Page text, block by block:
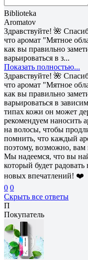
Biblioteka
Aromatov
Здравствуйте! 🌺
что аромат "Мятное
как вы правильно
варьироваться в з...
Показать полностью...
Здравствуйте! 🌺
что аромат "Мятное
как вы правильно
варьироваться в
типах кожи он может
рекомендуем наносить
на волосы, чтобы
помнить, что каждый
поэтому, возможно,
Мы надеемся, что вы
который будет
новых впечатлений! ❤️
0 0
Скрыть все ответы
П
Покупатель